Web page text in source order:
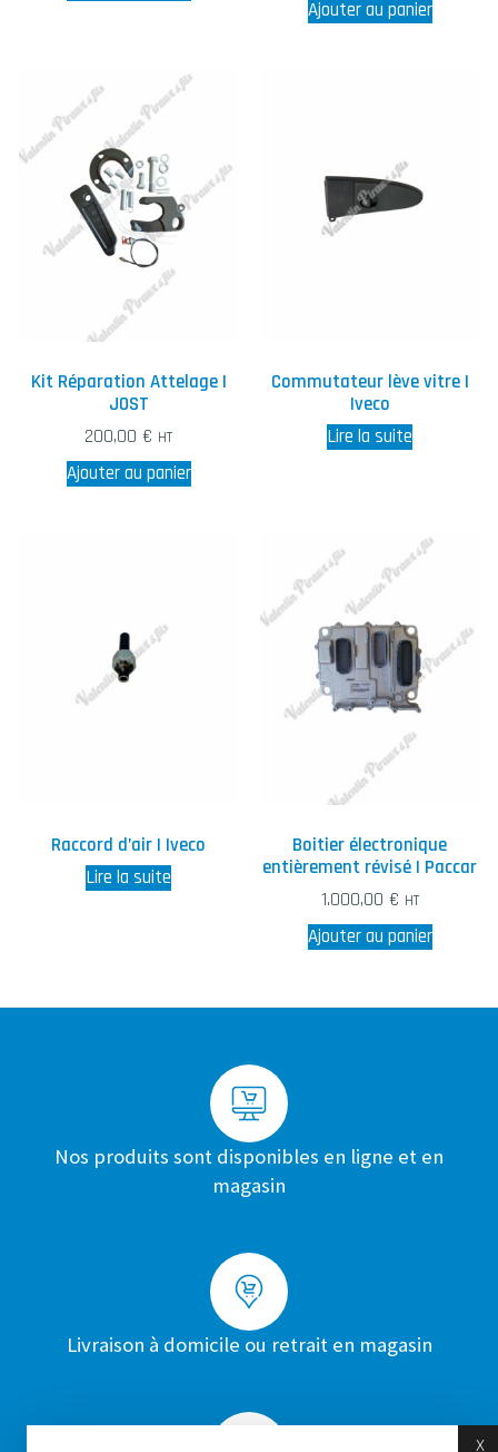
X
Ajouter au panier
Kit Réparation Attelage |
JOST
200,00 € HT
Ajouter au panier
Commutateur lève vitre |
Iveco
Lire la suite
Raccord d’air | Iveco
Lire la suite
Boitier électronique
entièrement révisé | Paccar
1.000,00 € HT
Ajouter au panier
Nos produits sont disponibles en ligne et en
magasin
Livraison à domicile ou retrait en magasin